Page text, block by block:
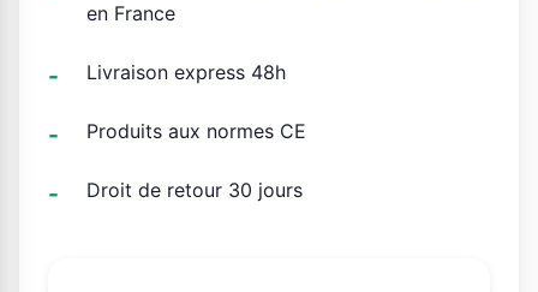
en France
Livraison express 48h
Produits aux normes CE
Droit de retour 30 jours